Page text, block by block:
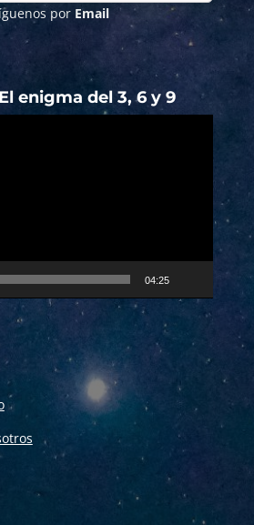
por Email
enigma del 3, 6 y 9
04:25